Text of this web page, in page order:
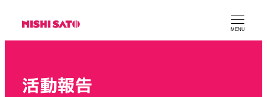
MENU
活動報告